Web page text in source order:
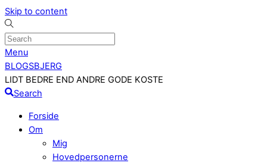
Skip to content
Menu
BLOGSBJERG
LIDT BEDRE END ANDRE GODE KOSTE
Search
Forside
Om
Mig
Hovedpersonerne